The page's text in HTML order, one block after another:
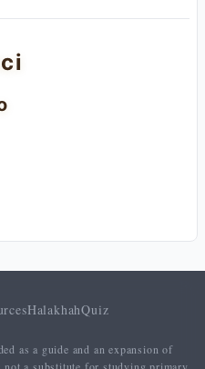
HalakhahQuiz
as a guide and an expansion of